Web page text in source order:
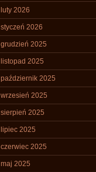
luty 2026
styczeń 2026
grudzień 2025
listopad 2025
październik 2025
wrzesień 2025
sierpień 2025
lipiec 2025
czerwiec 2025
maj 2025